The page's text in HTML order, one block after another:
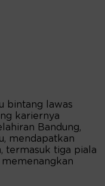
bintang lawas
kariernya
Bandung,
mendapatkan
termasuk tiga piala